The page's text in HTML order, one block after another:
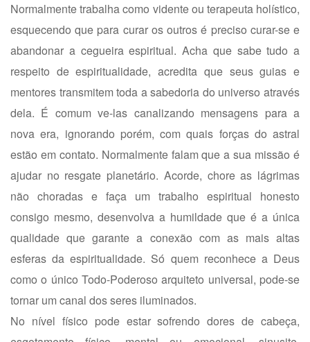
Normalmente trabalha como vidente ou terapeuta holístico,
esquecendo que para curar os outros é preciso curar-se e
abandonar a cegueira espiritual. Acha que sabe tudo a
respeito de espiritualidade, acredita que seus guias e
mentores transmitem toda a sabedoria do universo através
dela. É comum ve-las canalizando mensagens para a
nova era, ignorando porém, com quais forças do astral
estão em contato. Normalmente falam que a sua missão é
ajudar no resgate planetário. Acorde, chore as lágrimas
não choradas e faça um trabalho espiritual honesto
consigo mesmo, desenvolva a humildade que é a única
qualidade que garante a conexão com as mais altas
esferas da espiritualidade. Só quem reconhece a Deus
como o único Todo-Poderoso arquiteto universal, pode-se
tornar um canal dos seres iluminados.
No nível físico pode estar sofrendo dores de cabeça,